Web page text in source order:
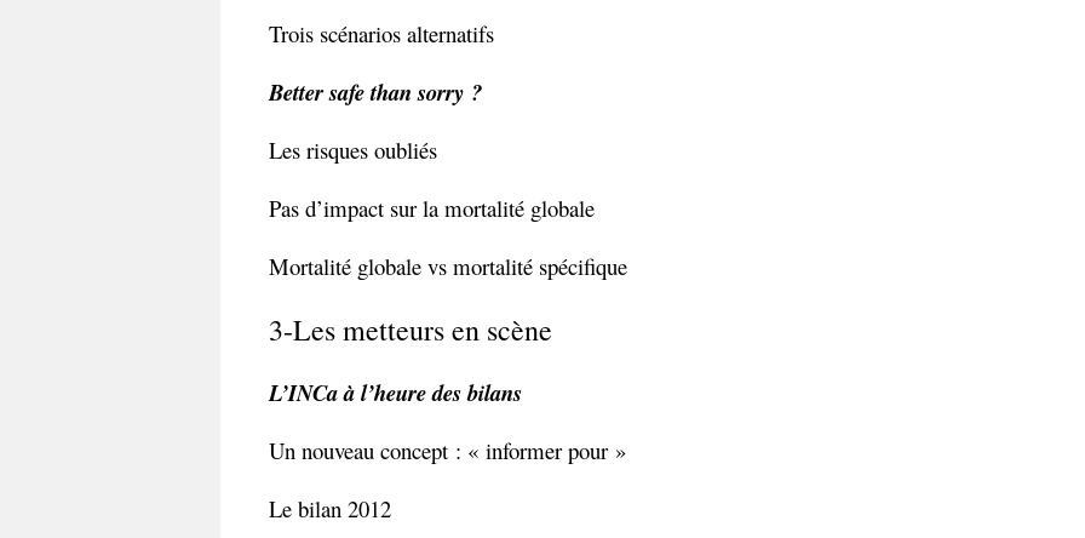
Trois scénarios alternatifs
Better safe than sorry ?
Les risques oubliés
Pas d’impact sur la mortalité globale
Mortalité globale vs mortalité spécifique
3-Les metteurs en scène
L’INCa à l’heure des bilans
Un nouveau concept : « informer pour »
Le bilan 2012